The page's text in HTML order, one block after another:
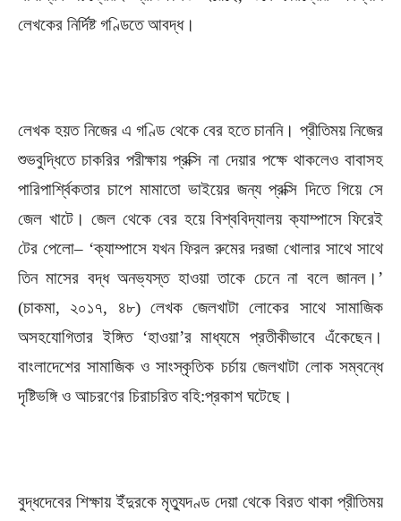
লেখকের নির্দিষ্ট গণ্ডিতে আবদ্ধ।
লেখক হয়ত নিজের এ গণ্ডি থেকে বের হতে চাননি। প্রীতিময় নিজের
শুভবুদ্ধিতে চাকরির পরীক্ষায় প্রক্সি না দেয়ার পক্ষে থাকলেও বাবাসহ
পারিপার্শ্বিকতার চাপে মামাতো ভাইয়ের জন্য প্রক্সি দিতে গিয়ে সে
জেল খাটে। জেল থেকে বের হয়ে বিশ্ববিদ্যালয় ক্যাম্পাসে ফিরেই
টের পেলো– ‘ক্যাম্পাসে যখন ফিরল রুমের দরজা খোলার সাথে সাথে
তিন মাসের বদ্ধ অনভ্যস্ত হাওয়া তাকে চেনে না বলে জানল।’
(চাকমা, ২০১৭, ৪৮) লেখক জেলখাটা লোকের সাথে সামাজিক
অসহযোগিতার ইঙ্গিত ‘হাওয়া’র মাধ্যমে প্রতীকীভাবে এঁকেছেন।
বাংলাদেশের সামাজিক ও সাংস্কৃতিক চর্চায় জেলখাটা লোক সম্বন্ধে
দৃষ্টিভঙ্গি ও আচরণের চিরাচরিত বহি:প্রকাশ ঘটেছে।
বুদ্ধদেবের শিক্ষায় ইঁদুরকে মৃত্যুদণ্ড দেয়া থেকে বিরত থাকা প্রীতিময়